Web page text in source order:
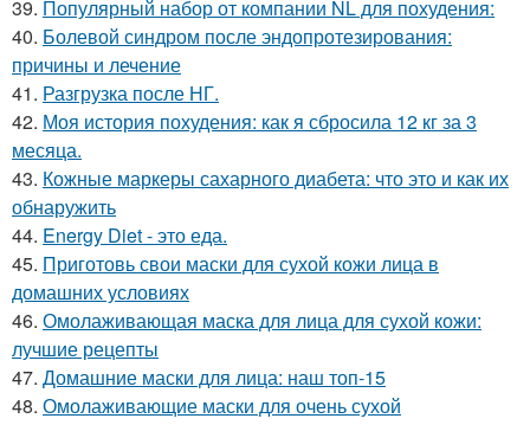
39. Популярный набор от компании NL для похудения:
40. Болевой синдром после эндопротезирования:
причины и лечение
41. Разгрузка после НГ.
42. Моя история похудения: как я сбросила 12 кг за 3
месяца.
43. Кожные маркеры сахарного диабета: что это и как их
обнаружить
44. Energy Diet - это еда.
45. Приготовь свои маски для сухой кожи лица в
домашних условиях
46. Омолаживающая маска для лица для сухой кожи:
лучшие рецепты
47. Домашние маски для лица: наш топ-15
48. Омолаживающие маски для очень сухой